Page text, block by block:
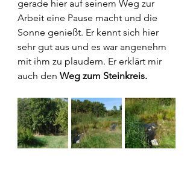
gerade hier auf seinem Weg zur
Arbeit eine Pause macht und die
Sonne genießt. Er kennt sich hier
sehr gut aus und es war angenehm
mit ihm zu plaudern. Er erklärt mir
auch den Weg zum Steinkreis.